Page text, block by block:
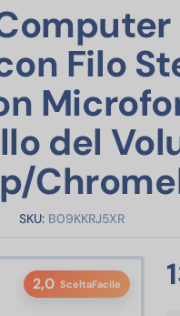
Filo
del
SKU: B09KKRJ5XR
2,0 SceltaFacile